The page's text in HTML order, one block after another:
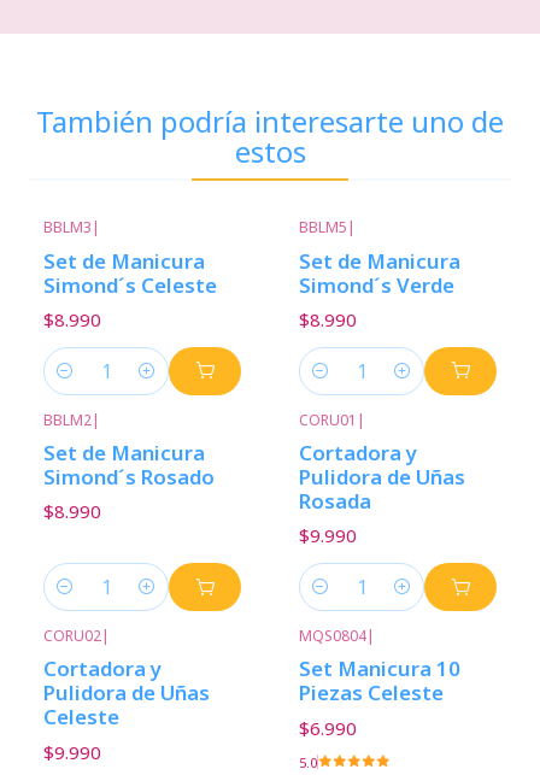
También podría interesarte uno de
estos
BBLM3 |
Set de Manicura
Simond´s Celeste
$8.990
Cantidad
BBLM5 |
Set de Manicura
Simond´s Verde
$8.990
Cantidad
BBLM2|
Set de Manicura
Simond´s Rosado
$8.990
Cantidad
CORU01 |
Cortadora y
Pulidora de Uñas
Rosada
$9.990
Cantidad
CORU02|
Cortadora y
Pulidora de Uñas
Celeste
$9.990
MQS0804|
Set Manicura 10
Piezas Celeste
$6.990
5.0